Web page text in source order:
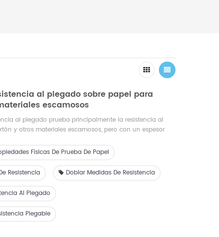
al plegado sobre papel para
escamosos
al plegado prueba principalmente la resistencia al
y otros materiales escamosos, pero con un espesor
normas nacionales relacionadas.
Físicas De Prueba De Papel
Resistencia Doblar Medidas De Resistencia
Al Plegado
Plegable